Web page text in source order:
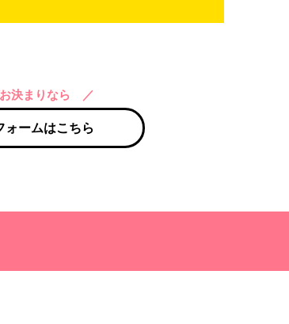
決まりなら ／
ォームはこちら